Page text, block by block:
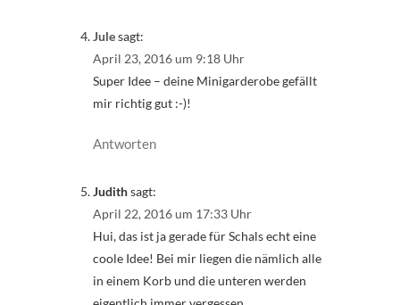
Julesagt:
April 23, 2016 um 9:18 Uhr
Super Idee – deine Minigarderobe gefällt
mir richtig gut :-)!
Antworten
Judithsagt:
April 22, 2016 um 17:33 Uhr
Hui, das ist ja gerade für Schals echt eine
coole Idee! Bei mir liegen die nämlich alle
in einem Korb und die unteren werden